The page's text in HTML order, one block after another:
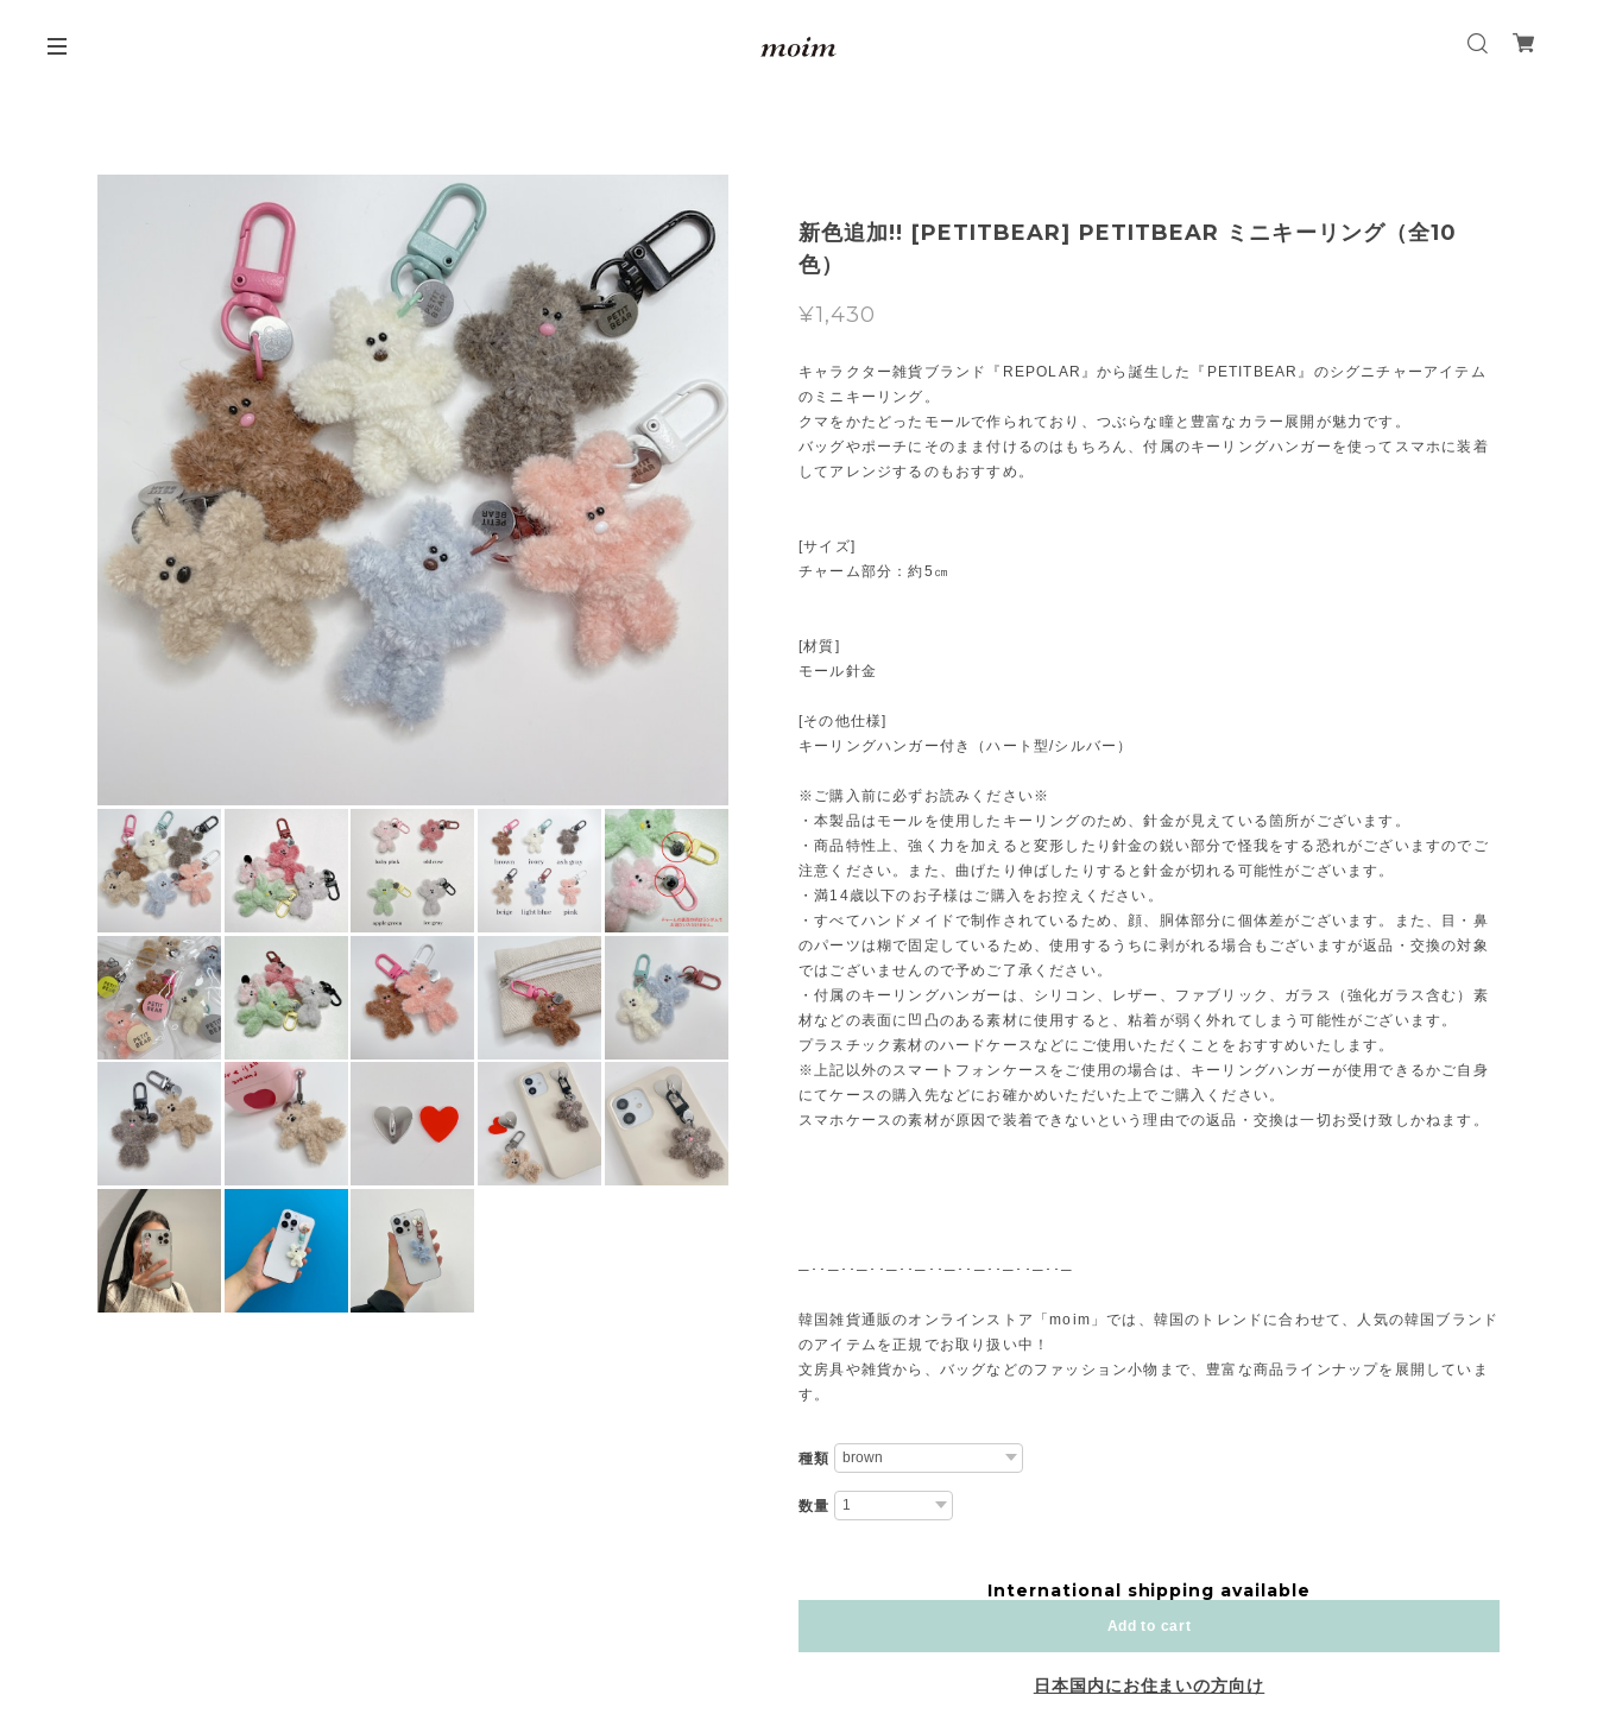
新色追加!! [PETITBEAR] PETITBEAR ミニキーリング（全10
色）
¥1,430
キャラクター雑貨ブランド『REPOLAR』から誕生した『PETITBEAR』のシグニチャーアイテム
のミニキーリング。
クマをかたどったモールで作られており、つぶらな瞳と豊富なカラー展開が魅力です。
バッグやポーチにそのまま付けるのはもちろん、付属のキーリングハンガーを使ってスマホに装着
してアレンジするのもおすすめ。
[サイズ]
チャーム部分：約5㎝
[材質]
モール針金
[その他仕様]
キーリングハンガー付き（ハート型/シルバー）
※ご購入前に必ずお読みください※
・本製品はモールを使用したキーリングのため、針金が見えている箇所がございます。
・商品特性上、強く力を加えると変形したり針金の鋭い部分で怪我をする恐れがございますのでご
注意ください。また、曲げたり伸ばしたりすると針金が切れる可能性がございます。
・満14歳以下のお子様はご購入をお控えください。
・すべてハンドメイドで制作されているため、顔、胴体部分に個体差がございます。また、目・鼻
のパーツは糊で固定しているため、使用するうちに剥がれる場合もございますが返品・交換の対象
ではございませんので予めご了承ください。
・付属のキーリングハンガーは、シリコン、レザー、ファブリック、ガラス（強化ガラス含む）素
材などの表面に凹凸のある素材に使用すると、粘着が弱く外れてしまう可能性がございます。
プラスチック素材のハードケースなどにご使用いただくことをおすすめいたします。
※上記以外のスマートフォンケースをご使用の場合は、キーリングハンガーが使用できるかご自身
にてケースの購入先などにお確かめいただいた上でご購入ください。
スマホケースの素材が原因で装着できないという理由での返品・交換は一切お受け致しかねます。
─･･─･･─･･─･･─･･─･･─･･─･･─･･─
韓国雑貨通販のオンラインストア「moim」では、韓国のトレンドに合わせて、人気の韓国ブランド
のアイテムを正規でお取り扱い中！
文房具や雑貨から、バッグなどのファッション小物まで、豊富な商品ラインナップを展開していま
す。
種類
数量
International shipping available
Add to cart
日本国内にお住まいの方向け